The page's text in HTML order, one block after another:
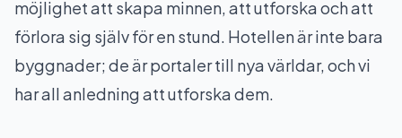
möjlighet att skapa minnen, att utforska och att
förlora sig själv för en stund. Hotellen är inte bara
byggnader; de är portaler till nya världar, och vi
har all anledning att utforska dem.